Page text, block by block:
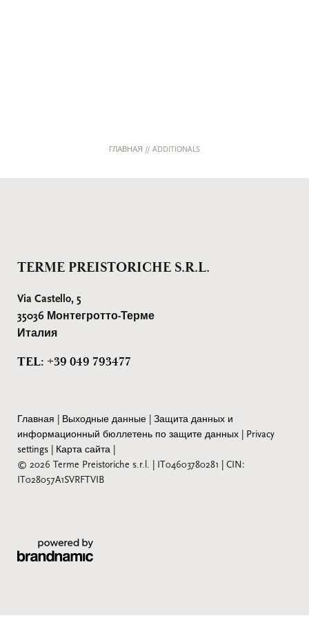
ГЛАВНАЯ // ADDITIONALS
TERME PREISTORICHE S.R.L.
Via Castello, 5
35036 Монтегротто-Терме
Италия
TEL: +39 049 793477
Главная Выходные данные
Защита данных и
информационный бюллетень по защите данных
Privacy
settings
Карта сайта
© 2026 Terme Preistoriche s.r.l.
IT04603780281
CIN:
IT028057A1SVRFTVIB